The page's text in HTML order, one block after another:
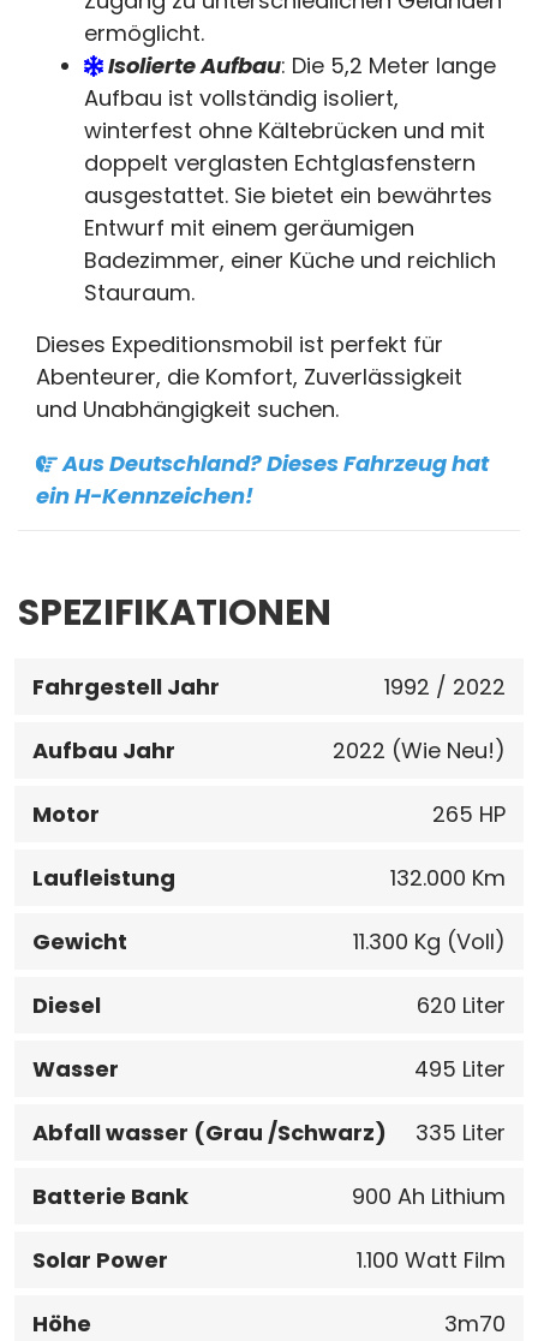
ermöglicht.
Isolierte Aufbau: Die 5,2 Meter lange
Aufbau ist vollständig isoliert,
winterfest ohne Kältebrücken und mit
doppelt verglasten Echtglasfenstern
ausgestattet. Sie bietet ein bewährtes
Entwurf mit einem geräumigen
Badezimmer, einer Küche und reichlich
Stauraum.
Dieses Expeditionsmobil ist perfekt für
Abenteurer, die Komfort, Zuverlässigkeit
und Unabhängigkeit suchen.
Aus Deutschland? Dieses Fahrzeug hat
ein H-Kennzeichen!
SPEZIFIKATIONEN
Fahrgestell Jahr 1992 / 2022
Aufbau Jahr 2022 (Wie Neu!)
Motor 265 HP
Laufleistung 132.000 Km
Gewicht 11.300 Kg (Voll)
Diesel 620 Liter
Wasser 495 Liter
Abfall wasser (Grau /Schwarz) 335 Liter
Batterie Bank 900 Ah Lithium
Solar Power 1.100 Watt Film
Höhe 3m70